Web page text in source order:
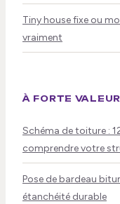
Tiny house fixe ou
vraiment
À FORTE VALEUR
Schéma de toiture :
comprendre votre
Pose de bardeau
étanchéité durable